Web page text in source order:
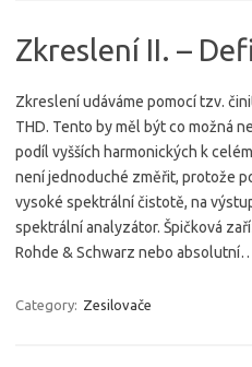
Zkreslení II. –
Zkreslení udáváme pomocí tzv.
THD. Tento by měl být co možná
podíl vyšších harmonických k
není jednoduché změřit, protože
vysoké spektrální čistotě, na
spektrální analyzátor. Špičková
Rohde & Schwarz nebo
Category: Zesilovače